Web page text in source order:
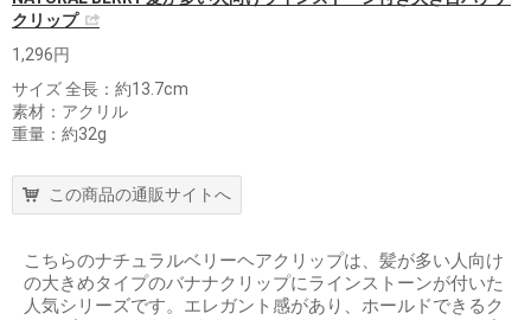
クリップ
1,296円
サイズ 全長：約13.7cm
素材：アクリル
重量：約32g
この商品の通販サイトへ
こちらのナチュラルベリーヘアクリップは、髪が多い人向け
の大きめタイプのバナナクリップにラインストーンが付いた
人気シリーズです。エレガント感があり、ホールドできるク